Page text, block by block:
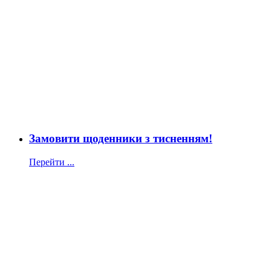
Замовити щоденники з тисненням!
Перейти ...